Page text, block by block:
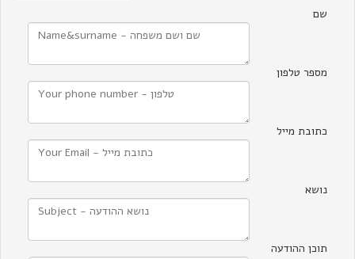
שם
מספר טלפון
כתובת מייל
נושא
תוכן ההודעה